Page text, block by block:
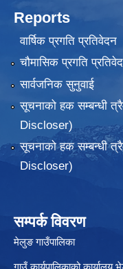
Reports
वार्षिक प्रगति प्रतिवेदन
चौमासिक प्रगति
सार्वजनिक सुनुवाई
सूचनाको हक सम्बन्धी
Discloser)
सूचनाको हक सम्बन्धी
Discloser)
सम्पर्क विवरण
मेलुङ गाउँपालिका